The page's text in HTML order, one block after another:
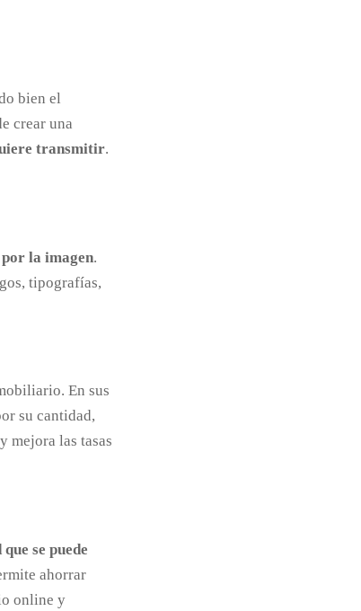
bien el
crear una
transmitir.
la imagen.
tipografías,
En sus
su cantidad,
mejora las tasas
se puede
ahorrar
online y